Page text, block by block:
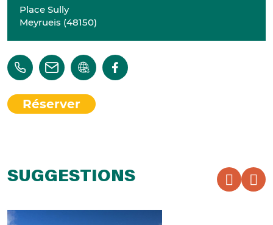
Place Sully
Meyrueis (48150)
Réserver
SUGGESTIONS